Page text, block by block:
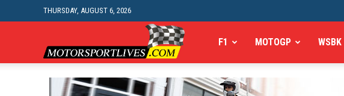
THURSDAY, AUGUST 6, 2026
Motorsportlives
F1 MOTOGP WSBK